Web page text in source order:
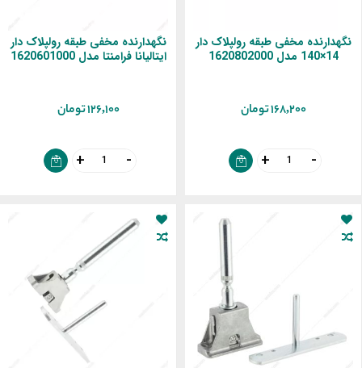
نگهدارنده مخفی طبقه رولپلاک دار
14×140 مدل 1620802000
‎168,200 تومان
نگهدارنده مخفی طبقه رولپلاک دار
ایتالیانا فرامنتا مدل 1620601000
‎126,100 تومان